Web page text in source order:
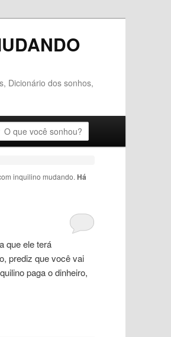
Dicionário dos sonhos,
inquilino mudando.Há
que ele terá
, prediz que você vai
paga o dinheiro,